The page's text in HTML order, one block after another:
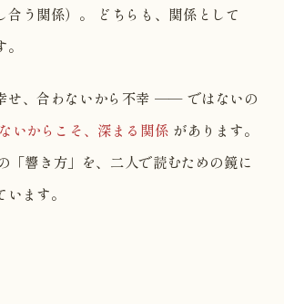
合う関係）。 どちらも、関係として
せ、合わないから不幸 ── ではないの
いからこそ、深まる関係 があります。
響き方」を、二人で読むための鏡に
ます。